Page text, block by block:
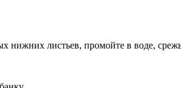
нижних листьев, промойте в воде,